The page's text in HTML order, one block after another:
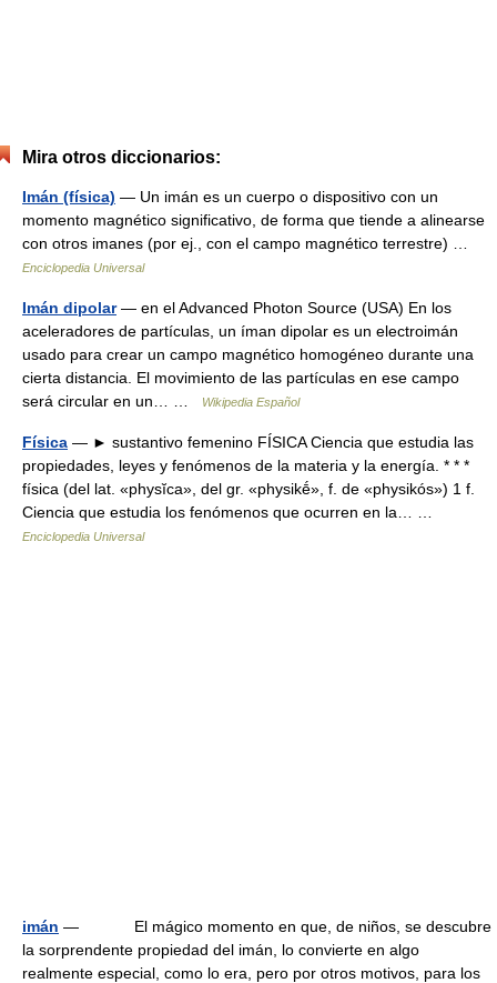
Mira otros diccionarios:
Imán (física) — Un imán es un cuerpo o dispositivo con un
momento magnético significativo, de forma que tiende a alinearse
con otros imanes (por ej., con el campo magnético terrestre) …
Enciclopedia Universal
Imán dipolar— en el Advanced Photon Source (USA) En los
aceleradores de partículas, un íman dipolar es un electroimán
usado para crear un campo magnético homogéneo durante una
cierta distancia. El movimiento de las partículas en ese campo
será circular en un… …
Wikipedia Español
Física — ► sustantivo femenino FÍSICA Ciencia que estudia las
propiedades, leyes y fenómenos de la materia y la energía. * * *
física (del lat. «physĭca», del gr. «physikḗ», f. de «physikós») 1 f.
Ciencia que estudia los fenómenos que ocurren en la… …
Enciclopedia Universal
imán — El mágico momento en que, de niños, se descubre
la sorprendente propiedad del imán, lo convierte en algo
realmente especial, como lo era, pero por otros motivos, para los